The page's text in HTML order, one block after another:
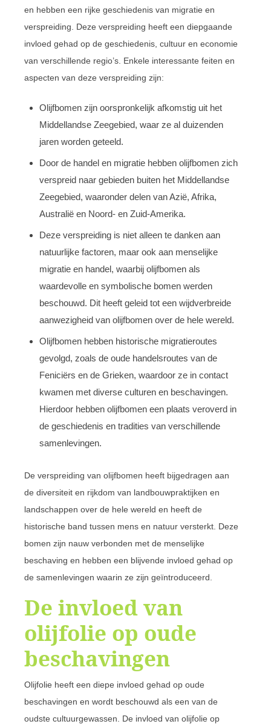
en hebben een rijke geschiedenis van migratie en
verspreiding. Deze verspreiding heeft een diepgaande
invloed gehad op de geschiedenis, cultuur en economie
van verschillende regio’s. Enkele interessante feiten en
aspecten van deze verspreiding zijn:
Olijfbomen zijn oorspronkelijk afkomstig uit het
Middellandse Zeegebied, waar ze al duizenden
jaren worden geteeld.
Door de handel en migratie hebben olijfbomen zich
verspreid naar gebieden buiten het Middellandse
Zeegebied, waaronder delen van Azië, Afrika,
Australië en Noord- en Zuid-Amerika.
Deze verspreiding is niet alleen te danken aan
natuurlijke factoren, maar ook aan menselijke
migratie en handel, waarbij olijfbomen als
waardevolle en symbolische bomen werden
beschouwd. Dit heeft geleid tot een wijdverbreide
aanwezigheid van olijfbomen over de hele wereld.
Olijfbomen hebben historische migratieroutes
gevolgd, zoals de oude handelsroutes van de
Feniciërs en de Grieken, waardoor ze in contact
kwamen met diverse culturen en beschavingen.
Hierdoor hebben olijfbomen een plaats veroverd in
de geschiedenis en tradities van verschillende
samenlevingen.
De verspreiding van olijfbomen heeft bijgedragen aan
de diversiteit en rijkdom van landbouwpraktijken en
landschappen over de hele wereld en heeft de
historische band tussen mens en natuur versterkt. Deze
bomen zijn nauw verbonden met de menselijke
beschaving en hebben een blijvende invloed gehad op
de samenlevingen waarin ze zijn geïntroduceerd.
De invloed van
olijfolie op oude
beschavingen
Olijfolie heeft een diepe invloed gehad op oude
beschavingen en wordt beschouwd als een van de
oudste cultuurgewassen. De invloed van olijfolie op